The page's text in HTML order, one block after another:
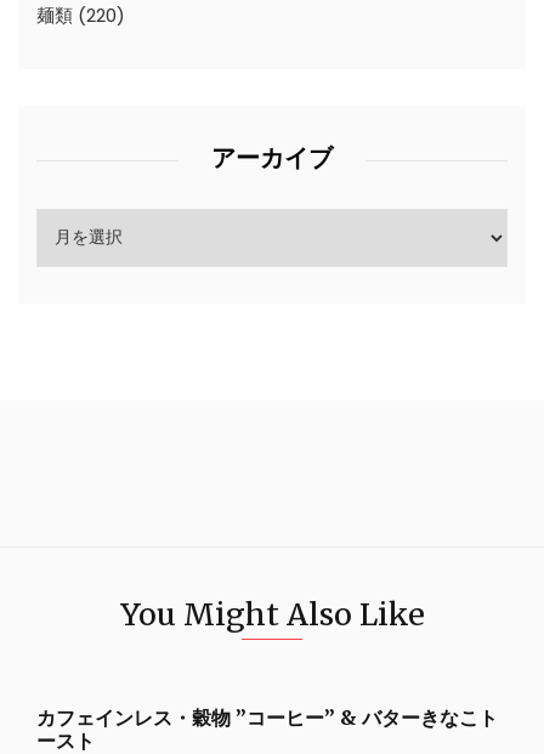
麺類 (220)
アーカイブ
You Might Also Like
カフェインレス・穀物 ”コーヒー” & バターきなこト
ースト